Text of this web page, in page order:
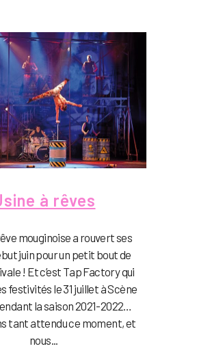
à rêves
mouginoise a rouvert ses
juin pour un petit bout de
! Et c’est Tap Factory qui
festivités le 31 juillet à Scène
la saison 2021-2022…
tant attendu ce moment, et
nous...